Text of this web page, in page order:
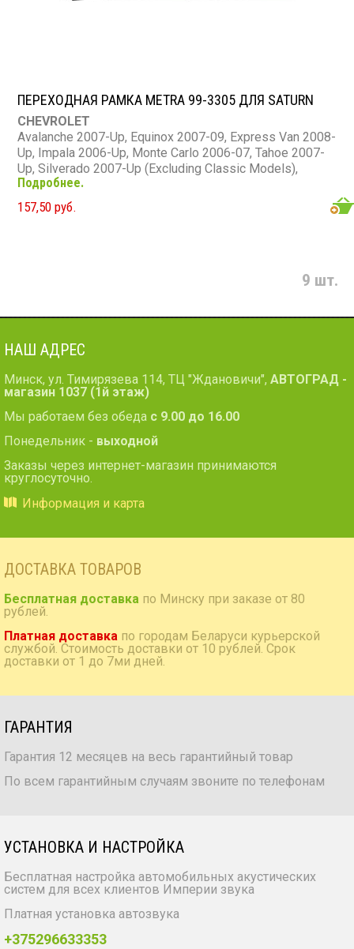
ПЕРЕХОДНАЯ РАМКА METRA 99-3305 ДЛЯ SATURN
CHEVROLET
Avalanche 2007-Up, Equinox 2007-09, Express Van 2008-
Up, Impala 2006-Up, Monte Carlo 2006-07, Tahoe 2007-
Up, Silverado 2007-Up (Excluding Classic Models),
Suburban 2007-Up, Traverse 2009-Up
BUICK
Enclave 2008-Up, Lucerne 2006-10
HUMMER
H2 2008-09
PONTIAC
Torrent 2007-09
Подробнее.
157,50 руб.
9 шт.
НАШ АДРЕС
Минск, ул. Тимирязева 114, ТЦ "Ждановичи", АВТОГРАД -
магазин 1037 (1й этаж)
Мы работаем без обеда с 9.00 до 16.00
Понедельник - выходной
Заказы через интернет-магазин принимаются
круглосуточно.
Информация и карта
ДОСТАВКА ТОВАРОВ
Бесплатная доставка по Минску при заказе от 80
рублей.
Платная доставка по городам Беларуси курьерской
службой. Стоимость доставки от 10 рублей. Срок
доставки от 1 до 7ми дней.
ГАРАНТИЯ
Гарантия 12 месяцев на весь гарантийный товар
По всем гарантийным случаям звоните по телефонам
УСТАНОВКА И НАСТРОЙКА
Бесплатная настройка автомобильных акустических
систем для всех клиентов Империи звука
Платная установка автозвука
+375296633353